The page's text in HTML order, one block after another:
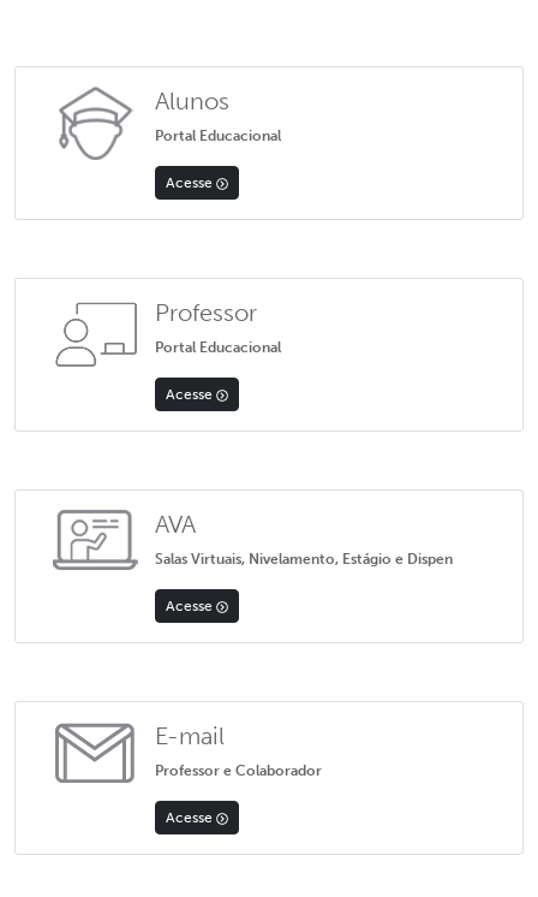
Alunos
Portal Educacional
Acesse
Professor
Portal Educacional
Acesse
AVA
Salas Virtuais, Nivelamento, Estágio e Dispen
Acesse
E-mail
Professor e Colaborador
Acesse